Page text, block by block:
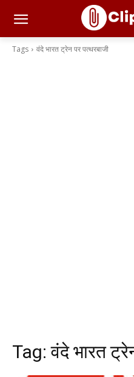
Tags वंदे भारत ट्रेन पर पत्थरबाजी
Tag:वंदे भारत